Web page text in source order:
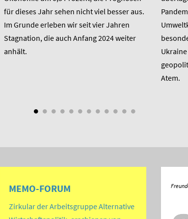
für dieses Jahr sehen nicht viel besser aus.
Im Grunde erleben wir seit vier Jahren
Stagnation, die auch Anfang 2024 weiter
anhält.
Atem.
MEMO-FORUM
Zirkular der Arbeitsgruppe Alternative